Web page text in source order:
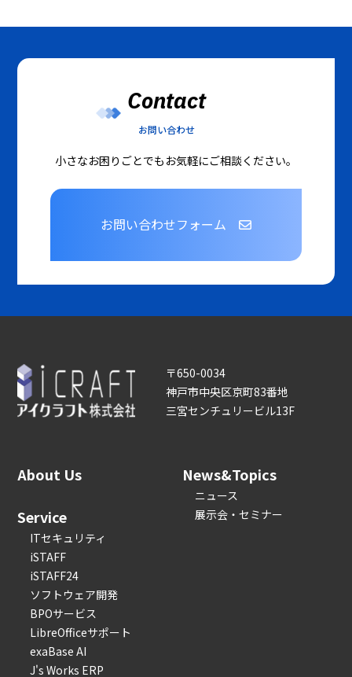
Contact
お問い合わせ
小さなお困りごとでもお気軽にご相談ください。
お問い合わせフォーム
〒650-0034
神戸市中央区京町83番地
三宮センチュリービル13F
About Us
Service
ITセキュリティ
iSTAFF
iSTAFF24
ソフトウェア開発
BPOサービス
LibreOfficeサポート
exaBase AI
J's Works ERP
News&Topics
ニュース
展示会・セミナー